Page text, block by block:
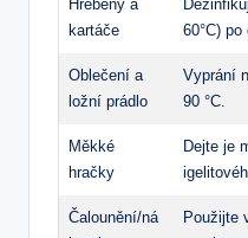
Hřebeny a
kartáče
60°C) po
Oblečení a
ložní prádlo
Vyprání
90 °C.
Měkké
hračky
Dejte je
Čalounění/ná
Použijte